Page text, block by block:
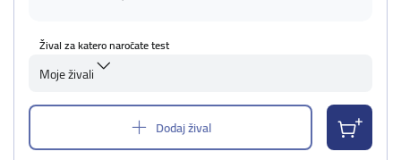
Žival za katero naročate test
Moje živali
Dodaj žival